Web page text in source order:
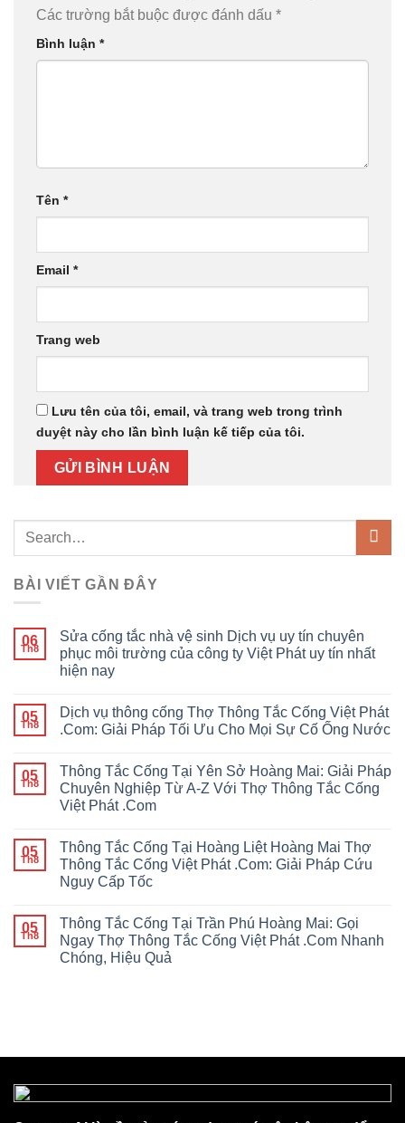
Các trường bắt buộc được đánh dấu *
Bình luận *
Tên *
Email *
Trang web
Lưu tên của tôi, email, và trang web trong trình
duyệt này cho lần bình luận kế tiếp của tôi.
BÀI VIẾT GẦN ĐÂY
06
Th8
Sửa cống tắc nhà vệ sinh Dịch vụ uy tín chuyên
phục môi trường của công ty Việt Phát uy tín nhất
hiện nay
05
Th8
Dịch vụ thông cống Thợ Thông Tắc Cống Việt Phát
.Com: Giải Pháp Tối Ưu Cho Mọi Sự Cố Ống Nước
05
Th8
Thông Tắc Cống Tại Yên Sở Hoàng Mai: Giải Pháp
Chuyên Nghiệp Từ A-Z Với Thợ Thông Tắc Cống
Việt Phát .Com
05
Th8
Thông Tắc Cống Tại Hoàng Liệt Hoàng Mai Thợ
Thông Tắc Cống Việt Phát .Com: Giải Pháp Cứu
Nguy Cấp Tốc
05
Th8
Thông Tắc Cống Tại Trần Phú Hoàng Mai: Gọi
Ngay Thợ Thông Tắc Cống Việt Phát .Com Nhanh
Chóng, Hiệu Quả